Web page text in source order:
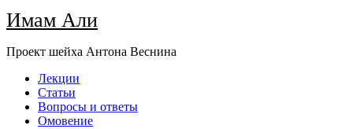
Имам Али
Проект шейха Антона Веснина
Лекции
Статьи
Вопросы и ответы
Омовение